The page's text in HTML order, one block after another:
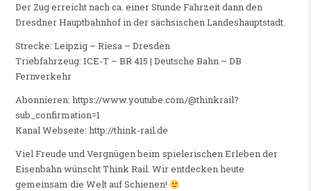
Der Zug erreicht nach ca. einer Stunde Fahrzeit dann den
Dresdner Hauptbahnhof in der sächsischen Landeshauptstadt.
Strecke: Leipzig – Riesa – Dresden
Triebfahrzeug: ICE-T – BR 415 | Deutsche Bahn – DB
Fernverkehr
Abonnieren: https://www.youtube.com/@thinkrail?
sub_confirmation=1
Kanal Webseite: http://think-rail.de
Viel Freude und Vergnügen beim spielerischen Erleben der
Eisenbahn wünscht Think Rail. Wir entdecken heute
gemeinsam die Welt auf Schienen!